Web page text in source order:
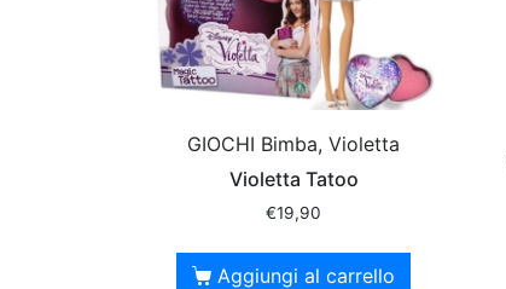
GIOCHI Bimba, Violetta
Violetta Tatoo
€19,90
Aggiungi al carrello